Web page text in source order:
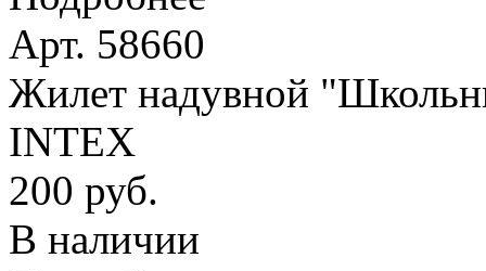
Арт. 58660
Жилет надувной
INTEX
200 руб.
В наличии